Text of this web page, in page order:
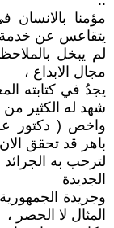
مؤمنا
يتقاعس عن خدمة
لم يبخل
مجال الابداع ،
يجدُ في كتابته
شهد له الكثير من
واخص ( دكتور
باهر قد تحقق
لترحب به
الجديدة
وجريدة
المثال لا الحصر ،